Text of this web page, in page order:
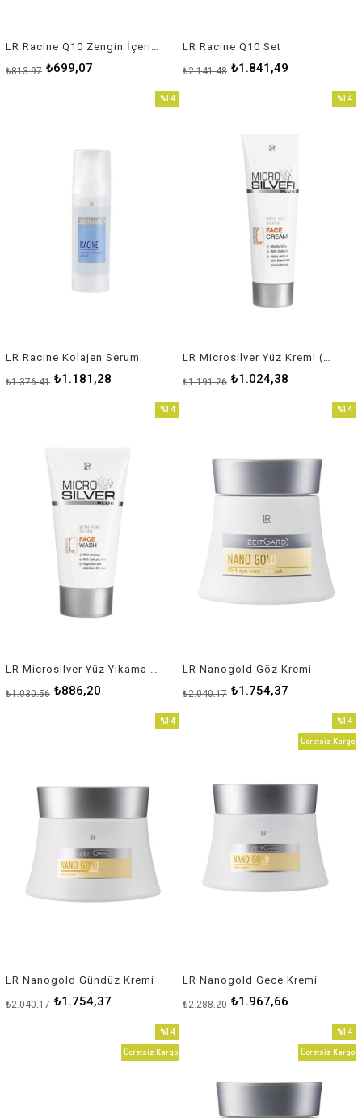
₺699,07
₺813,97
LR Racine Q10 Set
₺1.841,49
₺2.141,48
LR Racine Kolajen Serum
₺1.181,28
₺1.376,41
%14
LR Microsilver Yüz Kremi (Sivilceli Cilt Tipi)
₺1.024,38
₺1.191,26
%14
₺886,20
₺1.030,56
%14
LR Nanogold Göz Kremi
₺1.754,37
₺2.040,17
%14
LR Nanogold Gündüz Kremi
₺1.754,37
₺2.040,17
%14
LR Nanogold Gece Kremi
₺1.967,66
₺2.288,20
%14
İndirim
Ücretsiz Kargo
%14
İndirim
Ücretsiz Kargo
%14
İndirim
Ücretsiz Kargo